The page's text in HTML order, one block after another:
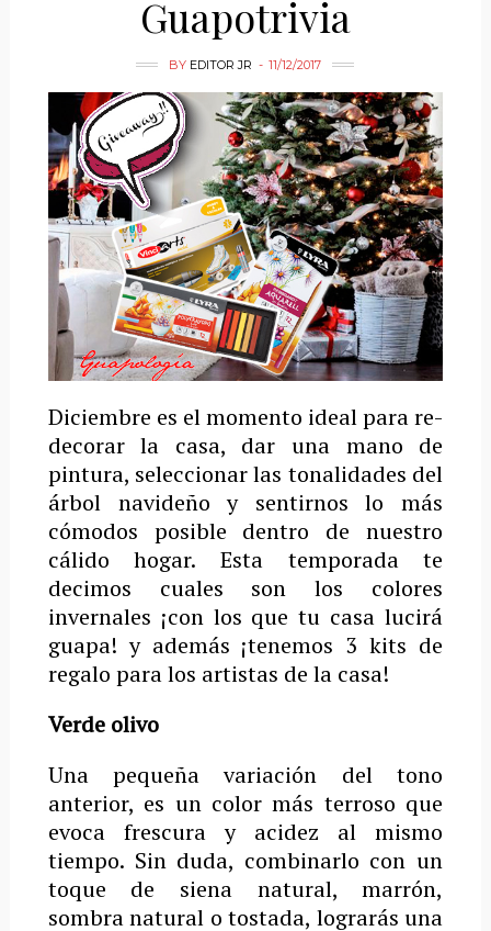
Guapotrivia
BY EDITOR JR 11/12/2017
Diciembre es el momento ideal para re-
decorar la casa, dar una mano de
pintura, seleccionar las tonalidades del
árbol navideño y sentirnos lo más
cómodos posible dentro de nuestro
cálido hogar. Esta temporada te
decimos cuales son los colores
invernales ¡con los que tu casa lucirá
guapa! y además ¡tenemos 3 kits de
regalo para los artistas de la casa!
Verde olivo
Una pequeña variación del tono
anterior, es un color más terroso que
evoca frescura y acidez al mismo
tiempo. Sin duda, combinarlo con un
toque de siena natural, marrón,
sombra natural o tostada, lograrás una